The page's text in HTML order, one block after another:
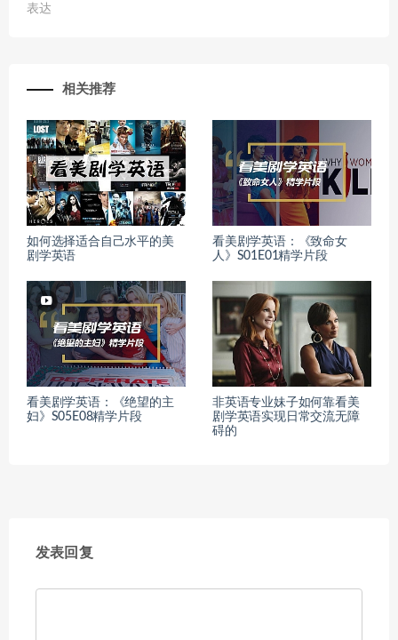
表达
相关推荐
如何选择适合自己水平的美
剧学英语
看美剧学英语：《致命女
人》S01E01精学片段
看美剧学英语：《绝望的主
妇》S05E08精学片段
非英语专业妹子如何靠看美
剧学英语实现日常交流无障
碍的
发表回复